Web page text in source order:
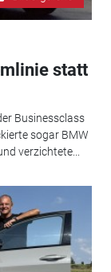
statt
Businessclass
sogar BMW
verzichtete...